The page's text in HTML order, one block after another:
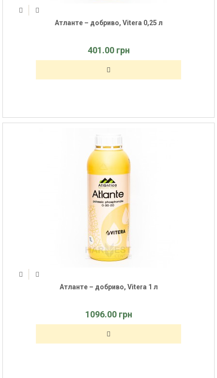
Атланте – добриво, Vitera 0,25 л
401.00 грн
Атланте – добриво, Vitera 1 л
1096.00 грн